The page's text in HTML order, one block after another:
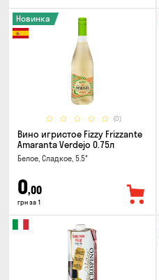
(0)
Новинка
Вино игристое Fizzy Frizzante
Amaranta Verdejo 0.75л
Белое, Сладкое, 5.5°
0,00
грн за 1